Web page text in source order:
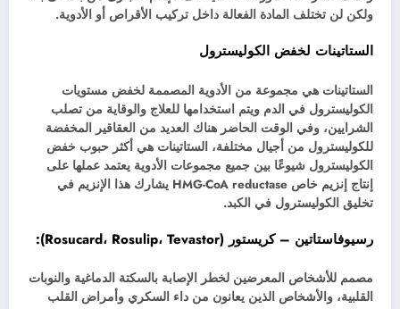
ولكن لن تختلف المادة الفعالة داخل تركيب الأقراص أو الأدوية.
الستاتينات لخفض الكوليسترول
الستاتينات هي مجموعة من الأدوية المصممة لخفض مستويات
الكوليسترول في الدم ويتم استخدامها للعلاج والوقاية من تصلب
الشرايين، وفي الوقت الحاضر هناك العديد من العقاقير المخفضة
للكوليسترول من أجيال مختلفة، الستاتينات هي أكثر حبوب خفض
الكوليسترول شيوعًا بين جميع مجموعات الأدوية يعتمد عملها على
إنتاج إنزيم خاص HMG-CoA reductase يشارك هذا الإنزيم في
تخليق الكوليسترول في الكبد.
رسيوفاستاتين – كريستور (Rosucard، Rosulip، Tevastor):
مصمم للأشخاص المعرضين لخطر الإصابة بالسكتة الدماغية والنوبات
القلبية، والأشخاص الذين يعانون من داء السكري وأمراض القلب